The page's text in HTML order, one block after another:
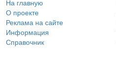
На главную
О проекте
Реклама на сайте
Информация
Справочник